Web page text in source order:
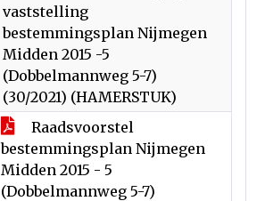
vaststelling
bestemmingsplan Nijmegen
Midden 2015 -5
(Dobbelmannweg 5-7)
(30/2021) (HAMERSTUK)
Raadsvoorstel
bestemmingsplan Nijmegen
Midden 2015 - 5
(Dobbelmannweg 5-7)